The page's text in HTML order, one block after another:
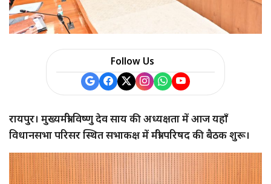
Follow Us
रायपुर। मुख्यमंत्री विष्णु देव साय की अध्यक्षता में आज यहाँ
विधानसभा परिसर स्थित सभाकक्ष में मंत्री परिषद की बैठक शुरू।
r